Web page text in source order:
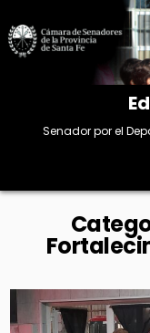
to
content
Senador por el